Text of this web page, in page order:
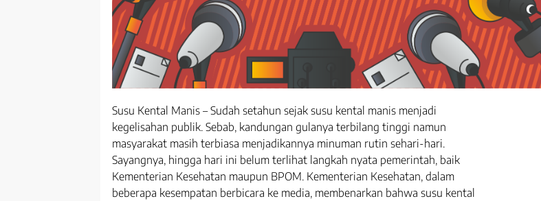
Susu Kental Manis – Sudah setahun sejak susu kental manis menjadi
kegelisahan publik. Sebab, kandungan gulanya terbilang tinggi namun
masyarakat masih terbiasa menjadikannya minuman rutin sehari-hari.
Sayangnya, hingga hari ini belum terlihat langkah nyata pemerintah, baik
Kementerian Kesehatan maupun BPOM. Kementerian Kesehatan, dalam
beberapa kesempatan berbicara ke media, membenarkan bahwa susu kental